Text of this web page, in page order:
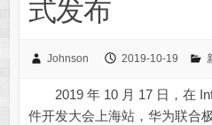
式发布
Johnson 2019-10-19
2019 年 10 月 17 日，在
件开发大会上海站，华为联合